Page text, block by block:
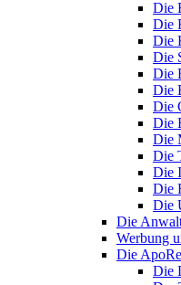
Die
Die
Die
Die
Die
Die
Die
Die
Die
Die
Die
Die
Die
Die
Werbung
Die
Die